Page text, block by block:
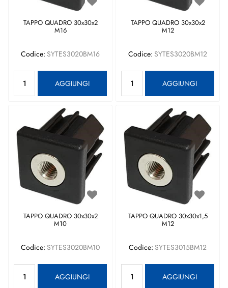
TAPPO QUADRO 30x30x2
M16
Codice: SYTES3020BM16
AGGIUNGI
TAPPO QUADRO 30x30x2
M12
Codice: SYTES3020BM12
AGGIUNGI
TAPPO QUADRO 30x30x2
M10
Codice: SYTES3020BM10
AGGIUNGI
TAPPO QUADRO 30x30x1,5
M12
Codice: SYTES3015BM12
AGGIUNGI